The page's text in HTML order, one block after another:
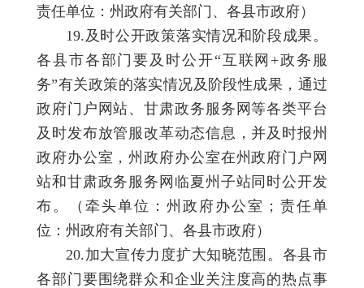
责任单位：州政府有关部门、各县市政府）
19.及时公开政策落实情况和阶段成果。
各县市各部门要及时公开“互联网+政务服
务”有关政策的落实情况及阶段性成果，通过
政府门户网站、甘肃政务服务网等各类平台
及时发布放管服改革动态信息，并及时报州
政府办公室，州政府办公室在州政府门户网
站和甘肃政务服务网临夏州子站同时公开发
布。（牵头单位：州政府办公室；责任单
位：州政府有关部门、各县市政府）
20.加大宣传力度扩大知晓范围。各县市
各部门要围绕群众和企业关注度高的热点事